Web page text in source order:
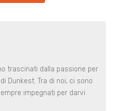
trascinati dalla passione per
Dunkest. Tra di noi, ci sono
impegnati per darvi